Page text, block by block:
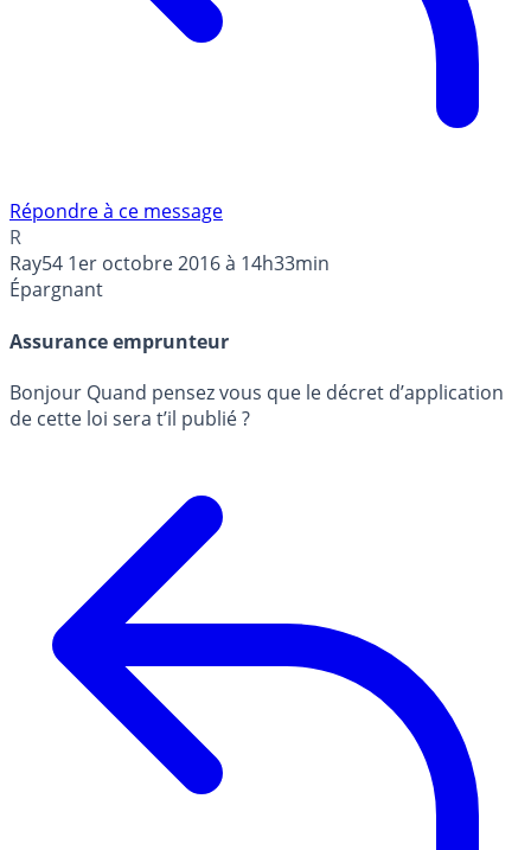
Répondre à ce message
R
Ray54 1er octobre 2016 à 14h33min
Épargnant
Assurance emprunteur
Bonjour Quand pensez vous que le décret d’application
de cette loi sera t’il publié ?